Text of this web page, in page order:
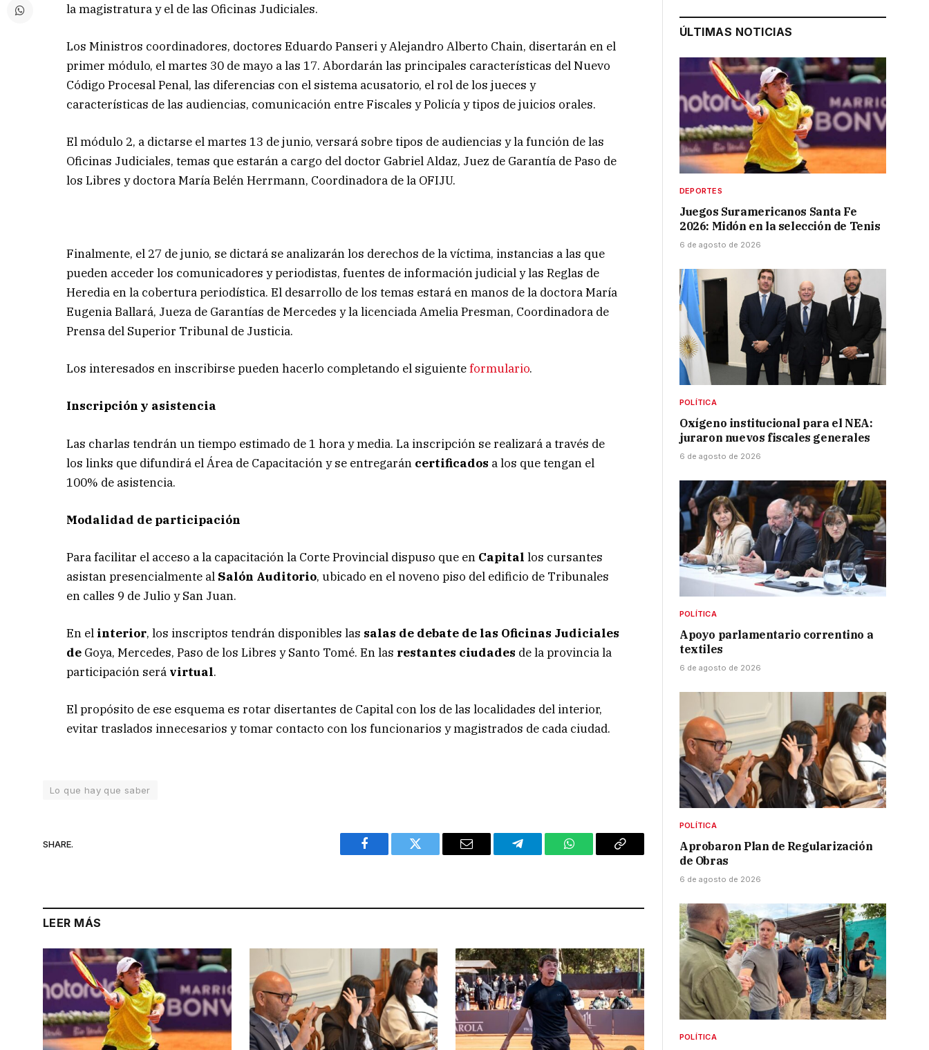
la magistratura y el de las Oficinas Judiciales.
Los Ministros coordinadores, doctores Eduardo Panseri y Alejandro Alberto Chain, disertarán en el
primer módulo, el martes 30 de mayo a las 17. Abordarán las principales características del Nuevo
Código Procesal Penal, las diferencias con el sistema acusatorio, el rol de los jueces y
características de las audiencias, comunicación entre Fiscales y Policía y tipos de juicios orales.
El módulo 2, a dictarse el martes 13 de junio, versará sobre tipos de audiencias y la función de las
Oficinas Judiciales, temas que estarán a cargo del doctor Gabriel Aldaz, Juez de Garantía de Paso de
los Libres y doctora María Belén Herrmann, Coordinadora de la OFIJU.
Finalmente, el 27 de junio, se dictará se analizarán los derechos de la víctima, instancias a las que
pueden acceder los comunicadores y periodistas, fuentes de información judicial y las Reglas de
Heredia en la cobertura periodística. El desarrollo de los temas estará en manos de la doctora María
Eugenia Ballará, Jueza de Garantías de Mercedes y la licenciada Amelia Presman, Coordinadora de
Prensa del Superior Tribunal de Justicia.
Los interesados en inscribirse pueden hacerlo completando el siguienteformulario.
Inscripción y asistencia
Las charlas tendrán un tiempo estimado de 1 hora y media. La inscripción se realizará a través de
los links que difundirá el Área de Capacitación y se entregarán certificados a los que tengan el
100% de asistencia.
Modalidad de participación
Para facilitar el acceso a la capacitación la Corte Provincial dispuso que en Capital los cursantes
asistan presencialmente al Salón Auditorio, ubicado en el noveno piso del edificio de Tribunales
en calles 9 de Julio y San Juan.
En el interior, los inscriptos tendrán disponibles las salas de debate de las Oficinas Judiciales
de Goya, Mercedes, Paso de los Libres y Santo Tomé. En las restantes ciudades de la provincia la
participación será virtual.
El propósito de ese esquema es rotar disertantes de Capital con los de las localidades del interior,
evitar traslados innecesarios y tomar contacto con los funcionarios y magistrados de cada ciudad.
Lo que hay que saber
SHARE.
Facebook Twitter Email Telegram WhatsAppCopy
LEER MÁS
ÚLTIMAS NOTICIAS
DEPORTES
Juegos Suramericanos Santa Fe
2026: Midón en la selección de Tenis
6 de agosto de 2026
POLÍTICA
Oxígeno institucional para el NEA:
juraron nuevos fiscales generales
6 de agosto de 2026
POLÍTICA
Apoyo parlamentario correntino a
textiles
6 de agosto de 2026
POLÍTICA
Aprobaron Plan de Regularización
de Obras
6 de agosto de 2026
POLÍTICA